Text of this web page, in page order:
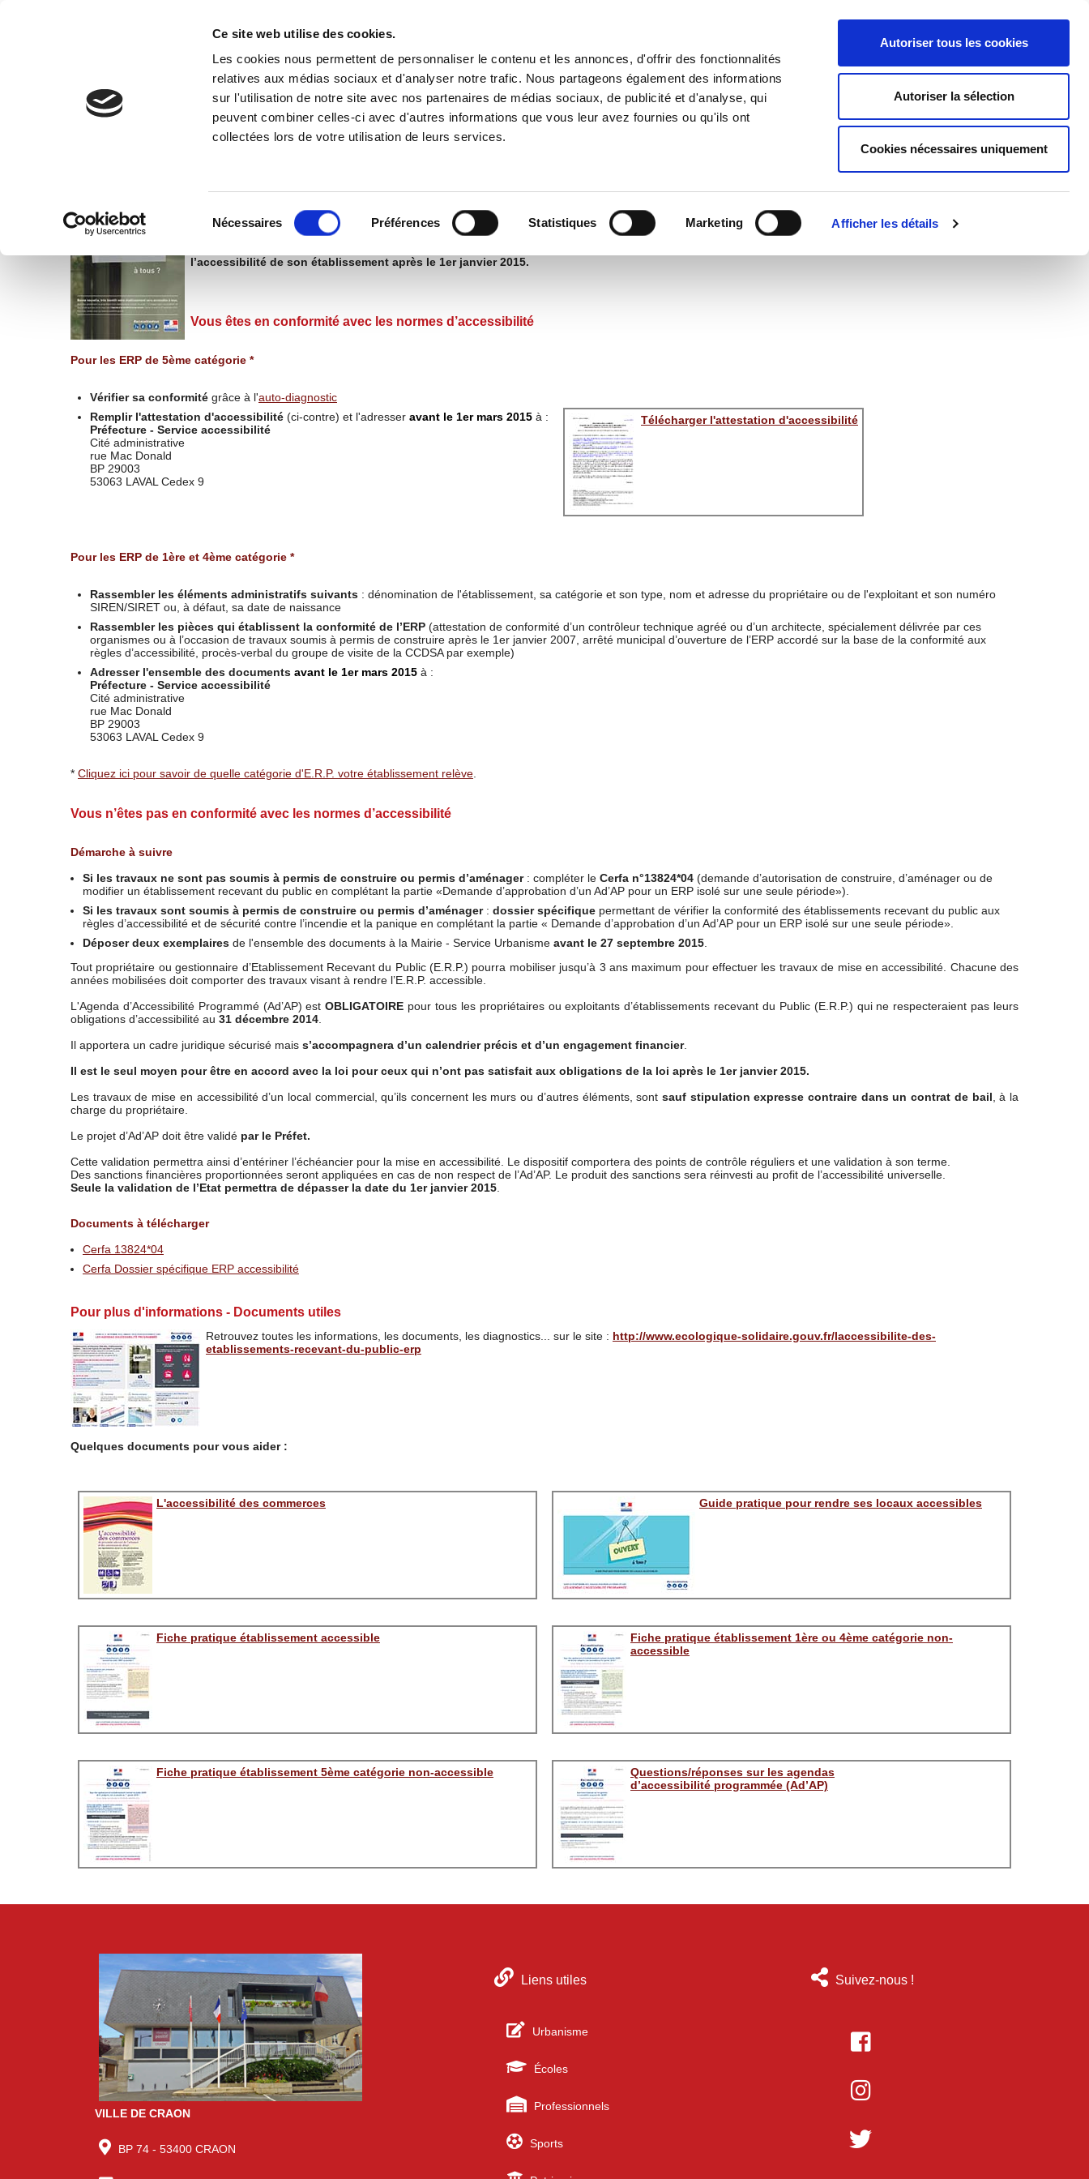
Ce site web utilise des cookies.
Les cookies nous permettent de personnaliser le contenu et les annonces, d'offrir des fonctionnalités
relatives aux médias sociaux et d'analyser notre trafic. Nous partageons également des informations
sur l'utilisation de notre site avec nos partenaires de médias sociaux, de publicité et d'analyse, qui
peuvent combiner celles-ci avec d'autres informations que vous leur avez fournies ou qu'ils ont
collectées lors de votre utilisation de leurs services.
du
Nécessaires Préférences Statistiques Marketing Afficher les détails
Autoriser tous les cookies
Autoriser la sélection
Cookies nécessaires uniquement
PRATIQUE TOURISME-PATRIMOINE CULTURE ÉCONOMIE ASSOCIATIONS-SPORTS ENFANCE-JEUNESSE
Accessibilité des établissements recevant du public (ERP)
L’élaboration d’un agenda d’accessibilité programmée va permettre à tous les gestionnaires et propriétaires de ces établissements de se mettre en conformité et
d’ouvrir leurs locaux à tous.
l’accessibilité de son établissement après le 1er janvier 2015.
Vous êtes en conformité avec les normes d’accessibilité
Pour les ERP de 5ème catégorie *
Vérifier sa conformité grâce à l'auto-diagnostic
Remplir l'attestation d'accessibilité (ci-contre) et l'adresser avant le 1er mars 2015 à :
Préfecture - Service accessibilité
Cité administrative
rue Mac Donald
BP 29003
53063 LAVAL Cedex 9
Télécharger l'attestation d'accessibilité
Pour les ERP de 1ère et 4ème catégorie *
Rassembler les éléments administratifs suivants : dénomination de l'établissement, sa catégorie et son type, nom et adresse du propriétaire ou de l'exploitant et son numéro
SIREN/SIRET ou, à défaut, sa date de naissance
Rassembler les pièces qui établissent la conformité de l’ERP (attestation de conformité d’un contrôleur technique agréé ou d’un architecte, spécialement délivrée par ces
organismes ou à l’occasion de travaux soumis à permis de construire après le 1er janvier 2007, arrêté municipal d’ouverture de l’ERP accordé sur la base de la conformité aux
règles d’accessibilité, procès-verbal du groupe de visite de la CCDSA par exemple)
Adresser l'ensemble des documents avant le 1er mars 2015 à :
Préfecture - Service accessibilité
Cité administrative
rue Mac Donald
BP 29003
53063 LAVAL Cedex 9
* Cliquez ici pour savoir de quelle catégorie d'E.R.P. votre établissement relève
Vous n’êtes pas en conformité avec les normes d’accessibilité
Démarche à suivre
Si les travaux ne sont pas soumis à permis de construire ou permis d’aménager: compléter le Cerfa n°13824*04 (demande d’autorisation de construire, d’aménager ou de
modifier un établissement recevant du public en complétant la partie «Demande d’approbation d’un Ad’AP pour un ERP isolé sur une seule période»).
Si les travaux sont soumis à permis de construire ou permis d’aménager: dossier spécifique permettant de vérifier la conformité des établissements recevant du public aux
règles d’accessibilité et de sécurité contre l’incendie et la panique en complétant la partie « Demande d’approbation d’un Ad’AP pour un ERP isolé sur une seule période».
Déposer deux exemplaires de l'ensemble des documents à la Mairie - Service Urbanisme avant le 27 septembre 2015
Tout propriétaire ou gestionnaire d’Etablissement Recevant du Public (E.R.P.) pourra mobiliser jusqu’à 3 ans maximum pour effectuer les travaux de mise en accessibilité. Chacune des
années mobilisées doit comporter des travaux visant à rendre l’E.R.P. accessible.
L'Agenda d’Accessibilité Programmé (Ad’AP) estOBLIGATOIRE pour tous les propriétaires ou exploitants d’établissements recevant du Public (E.R.P.) qui ne respecteraient pas leurs
obligations d’accessibilité au 31 décembre 2014
Il apportera un cadre juridique sécurisé mais s’accompagnera d’un calendrier précis et d’un engagement financier.
Il est le seul moyen pour être en accord avec la loi pour ceux qui n’ont pas satisfait aux obligations de la loi après le 1er janvier 2015.
Les travaux de mise en accessibilité d’un local commercial, qu’ils concernent les murs ou d’autres éléments, sont sauf stipulation expresse contraire dans un contrat de bail , à la
charge du propriétaire.
Le projet d’Ad’AP doit être validé par le Préfet.
Cette validation permettra ainsi d’entériner l’échéancier pour la mise en accessibilité. Le dispositif comportera des points de contrôle réguliers et une validation à son terme.
Des sanctions financières proportionnées seront appliquées en cas de non respect de l’Ad’AP. Le produit des sanctions sera réinvesti au profit de l’accessibilité universelle.
Seule la validation de l’Etat permettra de dépasser la date du 1er janvier 2015
Documents à télécharger
Cerfa 13824*04
Cerfa Dossier spécifique ERP accessibilité
Pour plus d'informations - Documents utiles
Retrouvez toutes les informations, les documents, les diagnostics... sur le site : http://www.ecologique-solidaire.gouv.fr/laccessibilite-des-
etablissements-recevant-du-public-erp
Quelques documents pour vous aider :
L'accessibilité des commerces
Fiche pratique établissement accessible
Fiche pratique établissement 5ème catégorie non-accessible
Guide pratique pour rendre ses locaux accessibles
Fiche pratique établissement 1ère ou 4ème catégorie non-
accessible
Questions/réponses sur les agendas
d’accessibilité programmée (Ad’AP)
VILLE DE CRAON
BP 74 - 53400 CRAON
Liens utiles
Urbanisme
Écoles
Professionnels
Sports
Suivez-nous !